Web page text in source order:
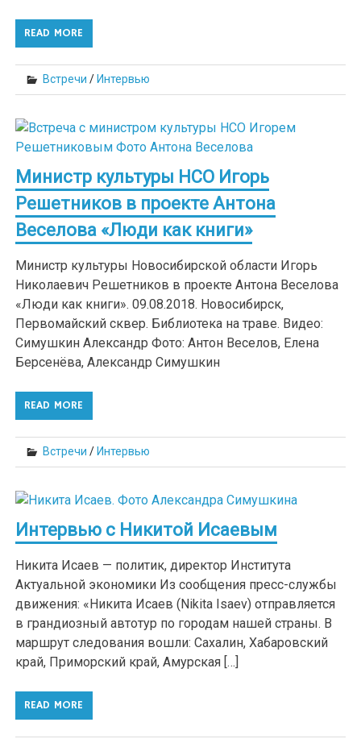
READ MORE
Встречи / Интервью
Министр культуры НСО Игорь
Решетников в проекте Антона
Веселова «Люди как книги»
Министр культуры Новосибирской области Игорь
Николаевич Решетников в проекте Антона Веселова
«Люди как книги». 09.08.2018. Новосибирск,
Первомайский сквер. Библиотека на траве. Видео:
Симушкин Александр Фото: Антон Веселов, Елена
Берсенёва, Александр Симушкин
READ MORE
Встречи / Интервью
Интервью с Никитой Исаевым
Никита Исаев — политик, директор Института
Актуальной экономики Из сообщения пресс-службы
движения: «Никита Исаев (Nikita Isaev) отправляется
в грандиозный автотур по городам нашей страны. В
маршрут следования вошли: Сахалин, Хабаровский
край, Приморский край, Амурская […]
READ MORE